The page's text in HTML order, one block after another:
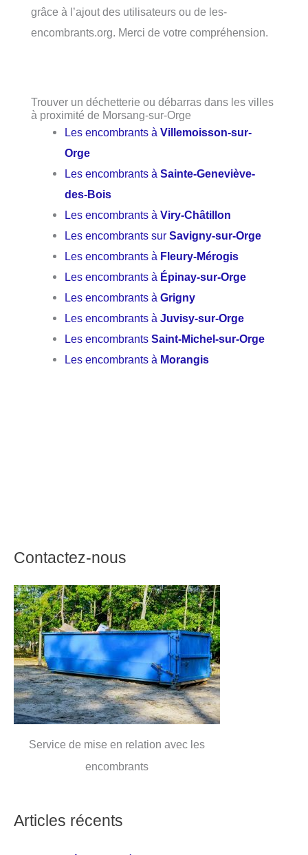
grâce à l’ajout des utilisateurs ou de les-
encombrants.org. Merci de votre compréhension.
Trouver un déchetterie ou débarras dans les villes
à proximité de Morsang-sur-Orge
Les encombrants àVillemoisson-sur-
Orge
Les encombrants àSainte-Geneviève-
des-Bois
Les encombrants àViry-Châtillon
Les encombrants surSavigny-sur-Orge
Les encombrants à Fleury-Mérogis
Les encombrants à Épinay-sur-Orge
Les encombrants àGrigny
Les encombrants àJuvisy-sur-Orge
Les encombrantsSaint-Michel-sur-Orge
Les encombrants à Morangis
Contactez-nous
Service de mise en relation avec les
encombrants
Articles récents